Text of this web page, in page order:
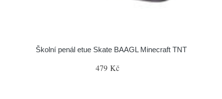
Školní penál etue Skate BAAGL Minecraft TNT
479 Kč